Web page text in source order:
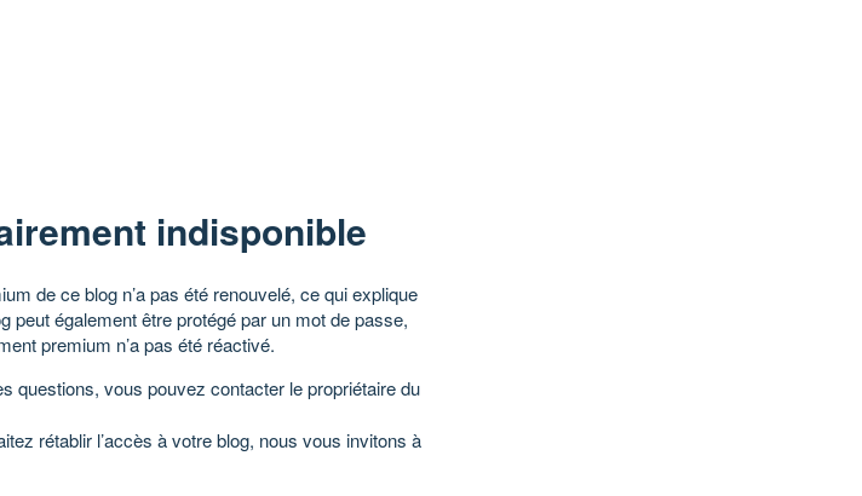
indisponible
de ce blog n’a pas été renouvelé, ce qui explique
peut également être protégé par un mot de passe,
premium n’a pas été réactivé.
questions, vous pouvez contacter le propriétaire du
rétablir l’accès à votre blog, nous vous invitons à